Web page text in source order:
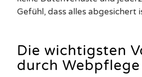
Gefühl, dass alles abgesichert
Die wichtigsten
durch Webpflege